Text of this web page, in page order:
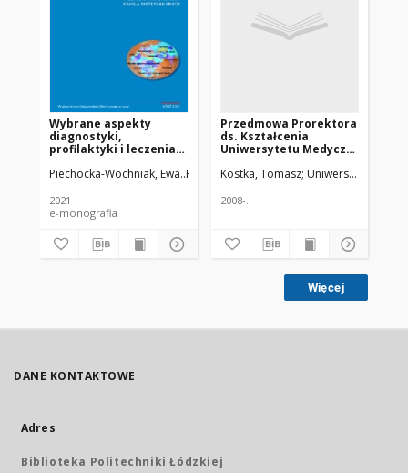
Wybrane aspekty
diagnostyki,
profilaktyki i leczenia
Częśc 1
Piechocka-Wochniak, Ewa Fife, Elizaveta Kroc, Łukasz Smyj, Katarzyna
2021
e-monografia
Przedmowa Prorektora
ds. Kształcenia
Uniwersytetu Medycz-
Kostka, Tomasz Uniwersytet
2008-.
Więcej
DANE KONTAKTOWE
Adres
Biblioteka Politechniki Łódzkiej